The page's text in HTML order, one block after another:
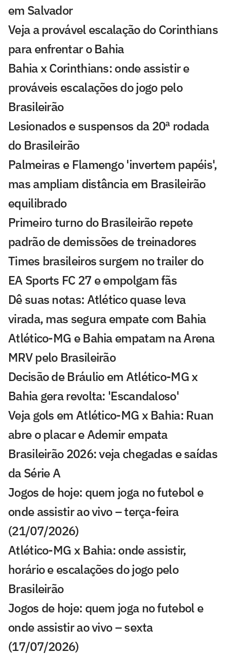
em Salvador
Veja a provável escalação do Corinthians
para enfrentar o Bahia
Bahia x Corinthians: onde assistir e
prováveis escalações do jogo pelo
Brasileirão
Lesionados e suspensos da 20ª rodada
do Brasileirão
Palmeiras e Flamengo 'invertem papéis',
mas ampliam distância em Brasileirão
equilibrado
Primeiro turno do Brasileirão repete
padrão de demissões de treinadores
Times brasileiros surgem no trailer do
EA Sports FC 27 e empolgam fãs
Dê suas notas: Atlético quase leva
virada, mas segura empate com Bahia
Atlético-MG e Bahia empatam na Arena
MRV pelo Brasileirão
Decisão de Bráulio em Atlético-MG x
Bahia gera revolta: 'Escandaloso'
Veja gols em Atlético-MG x Bahia: Ruan
abre o placar e Ademir empata
Brasileirão 2026: veja chegadas e saídas
da Série A
Jogos de hoje: quem joga no futebol e
onde assistir ao vivo – terça-feira
(21/07/2026)
Atlético-MG x Bahia: onde assistir,
horário e escalações do jogo pelo
Brasileirão
Jogos de hoje: quem joga no futebol e
onde assistir ao vivo – sexta
(17/07/2026)